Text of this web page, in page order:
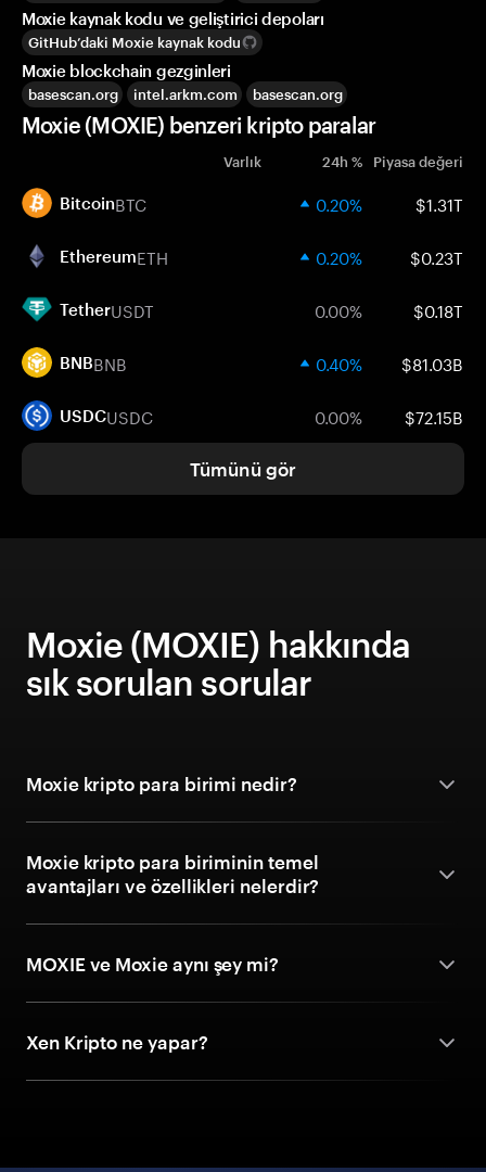
Moxie kaynak kodu ve geliştirici depoları
GitHub’daki Moxie kaynak kodu
Moxie blockchain gezginleri
basescan.org intel.arkm.com basescan.org
Moxie (MOXIE) benzeri kripto paralar
Varlık 24h % Piyasa değeri
BitcoinBTC 0.20% $1.31T
EthereumETH 0.20% $0.23T
TetherUSDT 0.00% $0.18T
BNBBNB 0.40% $81.03B
USDCUSDC 0.00% $72.15B
Tümünü gör
Moxie (MOXIE) hakkında
sık sorulan sorular
Moxie kripto para birimi nedir?
Moxie kripto para biriminin temel
avantajları ve özellikleri nelerdir?
MOXIE ve Moxie aynı şey mi?
Xen Kripto ne yapar?